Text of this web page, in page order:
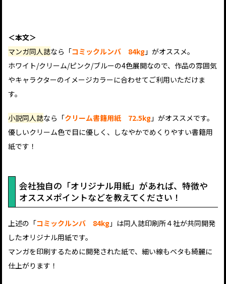
＜本文＞
マンガ同人誌なら「コミックルンバ 84kg 」がオススメ。
ホワイト/クリーム/ピンク/ブルーの4色展開なので、作品の雰囲気
やキャラクターのイメージカラーに合わせてご利用いただけま
す。
小説同人誌なら「クリーム書籍用紙 72.5kg 」がオススメです。
優しいクリーム色で目に優しく、しなやかでめくりやすい書籍用
紙です！
会社独自の「オリジナル用紙」があれば、特徴や
オススメポイントなどを教えてください！
上述の「コミックルンバ 84kg 」は同人誌印刷所４社が共同開発
したオリジナル用紙です。
マンガを印刷するために開発された紙で、細い線もベタも綺麗に
仕上がります！